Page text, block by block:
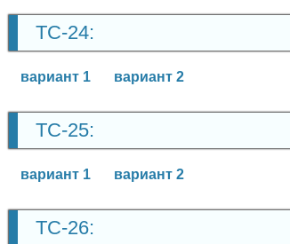
ТС-24:
вариант 1 вариант 2
ТС-25:
вариант 1 вариант 2
ТС-26: